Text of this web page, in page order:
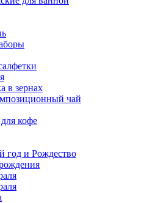
в зернах
чай
кофе
год и Рождество